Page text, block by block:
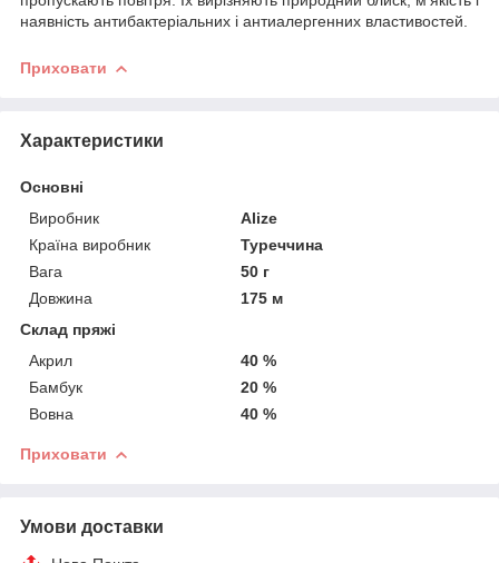
наявність антибактеріальних і антиалергенних властивостей.
Приховати
Характеристики
Основні
Виробник
Alize
Країна виробник
Туреччина
Вага
50 г
Довжина
175 м
Склад пряжі
Акрил
40 %
Бамбук
20 %
Вовна
40 %
Приховати
Умови доставки